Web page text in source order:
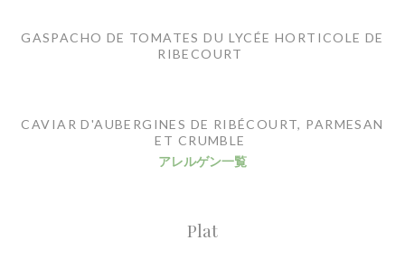
GASPACHO DE TOMATES DU LYCÉE HORTICOLE DE
RIBECOURT
CAVIAR D'AUBERGINES DE RIBÉCOURT, PARMESAN
ET CRUMBLE
アレルゲン一覧
Plat